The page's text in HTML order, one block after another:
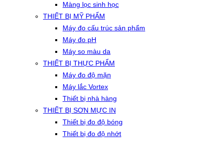
Màng lọc sinh học
THIẾT BỊ MỸ PHẨM
Máy đo cấu trúc sản phẩm
Máy đo pH
Máy so màu da
THIẾT BỊ THỰC PHẨM
Máy đo độ mặn
Máy lắc Vortex
Thiết bị nhà hàng
THIẾT BỊ SƠN MỰC IN
Thiết bị đo độ bóng
Thiết bị đo độ nhớt